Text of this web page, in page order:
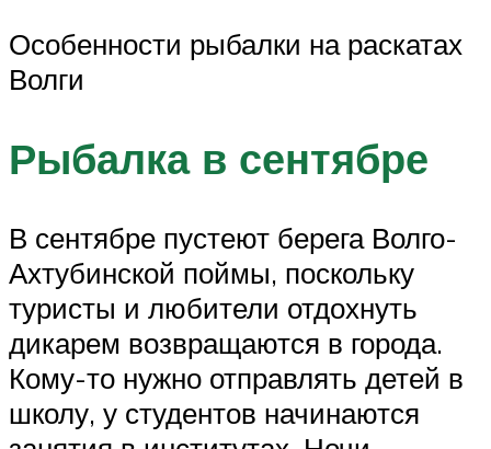
Особенности рыбалки на раскатах
Волги
Рыбалка в сентябре
В сентябре пустеют берега Волго-
Ахтубинской поймы, поскольку
туристы и любители отдохнуть
дикарем возвращаются в города.
Кому-то нужно отправлять детей в
школу, у студентов начинаются